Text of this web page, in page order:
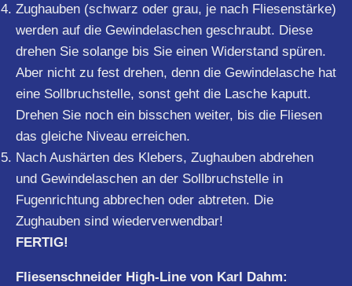
Zughauben (schwarz oder grau, je nach Fliesenstärke)
werden auf die Gewindelaschen geschraubt. Diese
drehen Sie solange bis Sie einen Widerstand spüren.
Aber nicht zu fest drehen, denn die Gewindelasche hat
eine Sollbruchstelle, sonst geht die Lasche kaputt.
Drehen Sie noch ein bisschen weiter, bis die Fliesen
das gleiche Niveau erreichen.
Nach Aushärten des Klebers, Zughauben abdrehen
und Gewindelaschen an der Sollbruchstelle in
Fugenrichtung abbrechen oder abtreten. Die
Zughauben sind wiederverwendbar!
FERTIG!
Fliesenschneider High-Line von Karl Dahm: